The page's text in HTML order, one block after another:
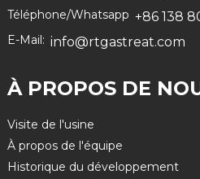
Téléphone/Whatsapp +86 138
E-Mail: info@rtgastreat.com
À PROPOS DE
Visite de l'usine
À propos de l'équipe
Historique du développement